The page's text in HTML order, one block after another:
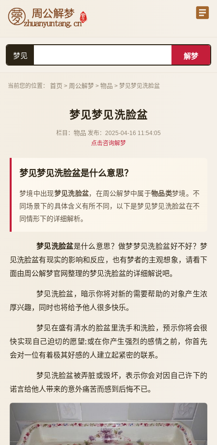
梦见
当前您的位置： 首页 > 周公解梦 > 物品 > 梦见梦见洗脸盆
梦见梦见洗脸盆
栏目： 物品 发布：2025-04-16 11:54:05
点击咨询解梦
梦见梦见洗脸盆是什么意思？
梦境中出现梦见洗脸盆，在周公解梦中属于物品类梦境。不
同场景下的具体含义有所不同，以下是梦见梦见洗脸盆在不
同情形下的详细解析。
梦见洗脸盆是什么意思？做梦梦见洗脸盆好不好？梦
见洗脸盆有现实的影响和反应，也有梦者的主观想象，请看下
面由周公解梦官网整理的梦见洗脸盆的详细解说吧。
梦见洗脸盆，暗示你将对新的需要帮助的对象产生浓
厚兴趣，同时也将给予他人很多快乐。
梦见在盛有清水的脸盆里洗手和洗脸，预示你将会很
快实现自己迫切的愿望;或在你产生强烈的感情之前，你首先
会对一位有着极其好感的人建立起紧密的联系。
梦见洗脸盆被弄脏或毁坏，表示你会对因自己许下的
诺言给他人带来的意外痛苦而感到后悔不已。